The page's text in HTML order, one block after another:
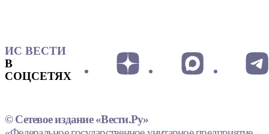
ИС ВЕСТИ
В
СОЦСЕТЯХ
© Сетевое издание «Вести.Ру»